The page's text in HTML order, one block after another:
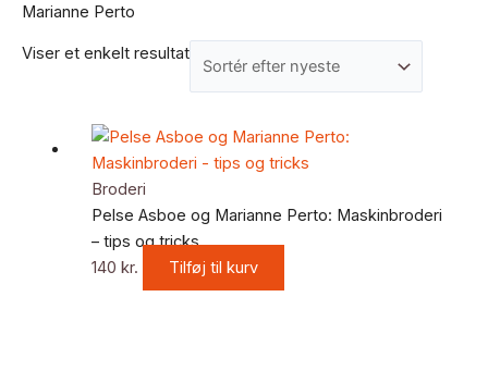
Marianne Perto
Viser et enkelt resultat
Broderi
Pelse Asboe og Marianne Perto: Maskinbroderi
– tips og tricks
140 kr. Tilføj til kurv